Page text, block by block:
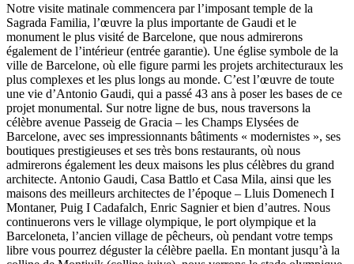
Notre visite matinale commencera par l’imposant temple de la
Sagrada Familia, l’œuvre la plus importante de Gaudi et le
monument le plus visité de Barcelone, que nous admirerons
également de l’intérieur (entrée garantie). Une église symbole de la
ville de Barcelone, où elle figure parmi les projets architecturaux les
plus complexes et les plus longs au monde. C’est l’œuvre de toute
une vie d’Antonio Gaudi, qui a passé 43 ans à poser les bases de ce
projet monumental. Sur notre ligne de bus, nous traversons la
célèbre avenue Passeig de Gracia – les Champs Elysées de
Barcelone, avec ses impressionnants bâtiments « modernistes », ses
boutiques prestigieuses et ses très bons restaurants, où nous
admirerons également les deux maisons les plus célèbres du grand
architecte. Antonio Gaudi, Casa Battlo et Casa Mila, ainsi que les
maisons des meilleurs architectes de l’époque – Lluis Domenech I
Montaner, Puig I Cadafalch, Enric Sagnier et bien d’autres. Nous
continuerons vers le village olympique, le port olympique et la
Barceloneta, l’ancien village de pêcheurs, où pendant votre temps
libre vous pourrez déguster la célèbre paella. En montant jusqu’à la